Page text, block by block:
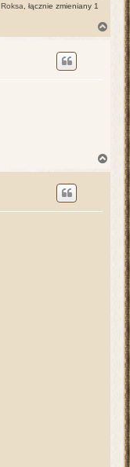
Roksa , łącznie zmieniany 1
a